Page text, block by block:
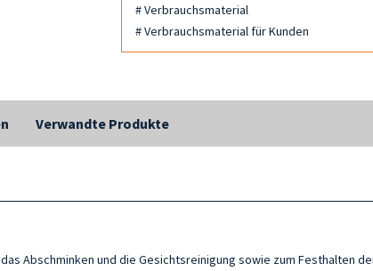
# Verbrauchsmaterial
# Verbrauchsmaterial für Kunden
Verwandte Produkte
Abschminken und die Gesichtsreinigung sowie zum Festhalten